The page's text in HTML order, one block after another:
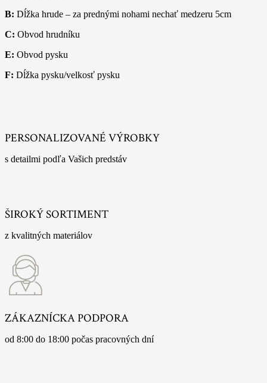
B: Dĺžka hrude – za prednými nohami nechať medzeru 5cm
C: Obvod hrudníku
E: Obvod pysku
F: Dĺžka pysku/velkosť pysku
PERSONALIZOVANÉ VÝROBKY
s detailmi podľa Vašich predstáv
ŠIROKÝ SORTIMENT
z kvalitných materiálov
ZÁKAZNÍCKA PODPORA
od 8:00 do 18:00 počas pracovných dní